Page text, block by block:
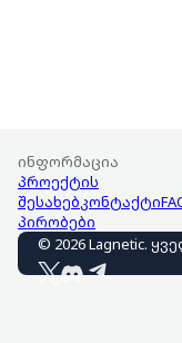
ინფორმაცია
პროექტის
შესახებკონტაქტი
პირობები
© 2026Lagnetic.